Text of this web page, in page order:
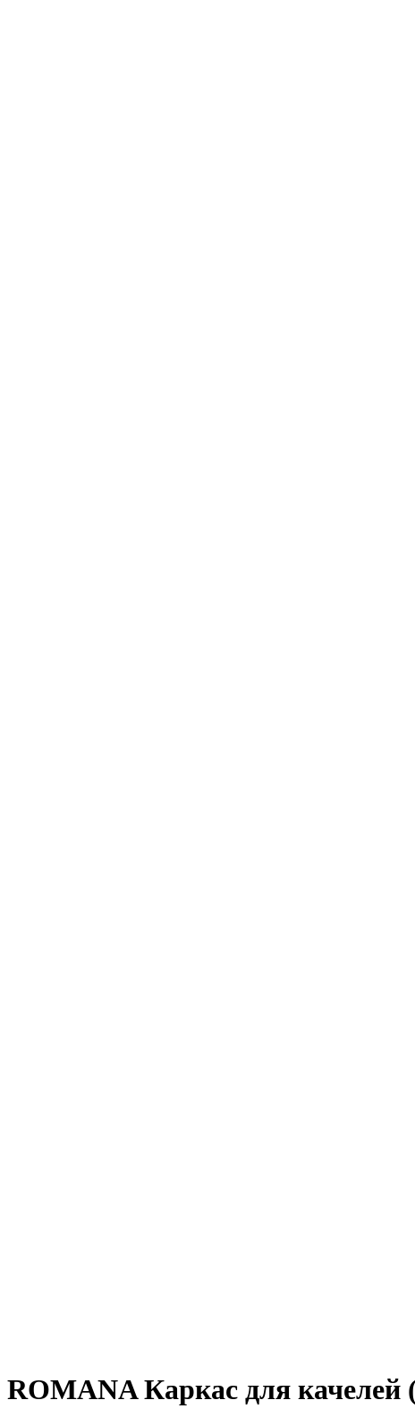
ROMANA Каркас для качелей